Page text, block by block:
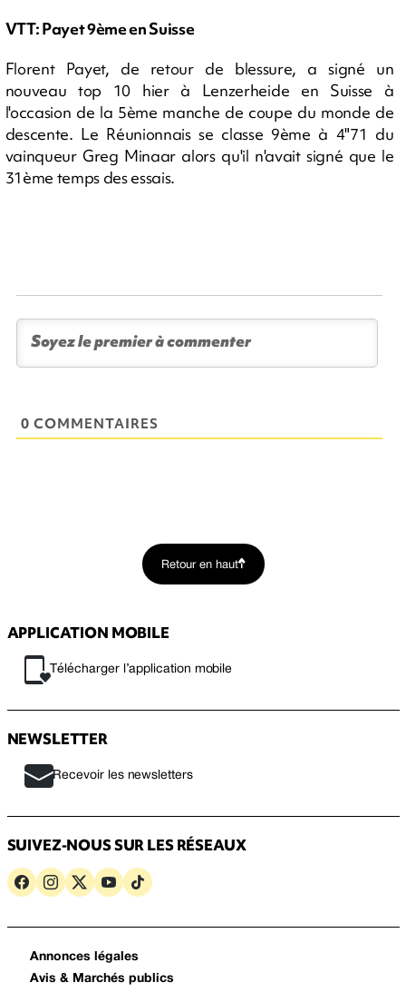
VTT: Payet 9ème en Suisse
Florent Payet, de retour de blessure, a signé un
nouveau top 10 hier à Lenzerheide en Suisse à
l'occasion de la 5ème manche de coupe du monde de
descente. Le Réunionnais se classe 9ème à 4"71 du
vainqueur Greg Minaar alors qu'il n'avait signé que le
31ème temps des essais.
0 COMMENTAIRES
Retour en haut
APPLICATION MOBILE
Télécharger l’application mobile
NEWSLETTER
Recevoir les newsletters
SUIVEZ-NOUS SUR LES RÉSEAUX
Annonces légales
Avis & Marchés publics